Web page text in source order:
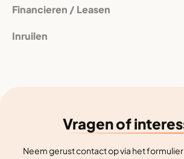
Financieren / Leasen
Inruilen
Vragen of
Neem gerust contact op via het